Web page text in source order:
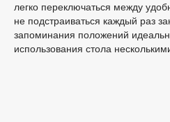
легко переключаться между
не подстраиваться каждый раз
запоминания положений
использования стола